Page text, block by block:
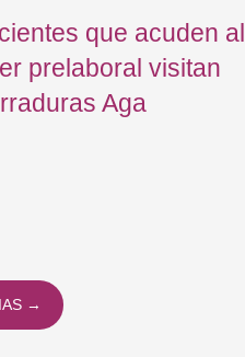
que acuden al
prelaboral visitan
Aga
→